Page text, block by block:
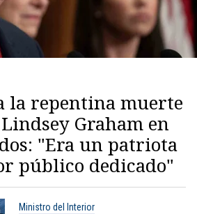
la repentina muerte
Graham en
"Era un patriota
público dedicado"
Ministro del Interior